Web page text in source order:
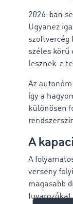
2026-ban
Ugyanez
széles körű
lesznek-e
Az
így a
különösen
A
A
verseny
magasabb